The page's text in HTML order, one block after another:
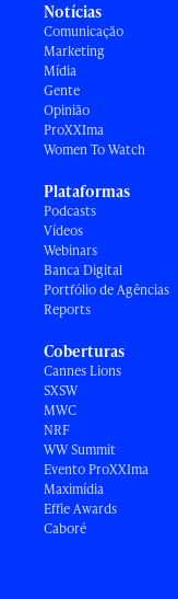
Notícias
Comunicação
Marketing
Mídia
Gente
Opinião
ProXXIma
Women To Watch
Plataformas
Podcasts
Vídeos
Webinars
Banca Digital
Portfólio de Agências
Reports
Coberturas
Cannes Lions
SXSW
MWC
NRF
WW Summit
Evento ProXXIma
Maximídia
Effie Awards
Caboré